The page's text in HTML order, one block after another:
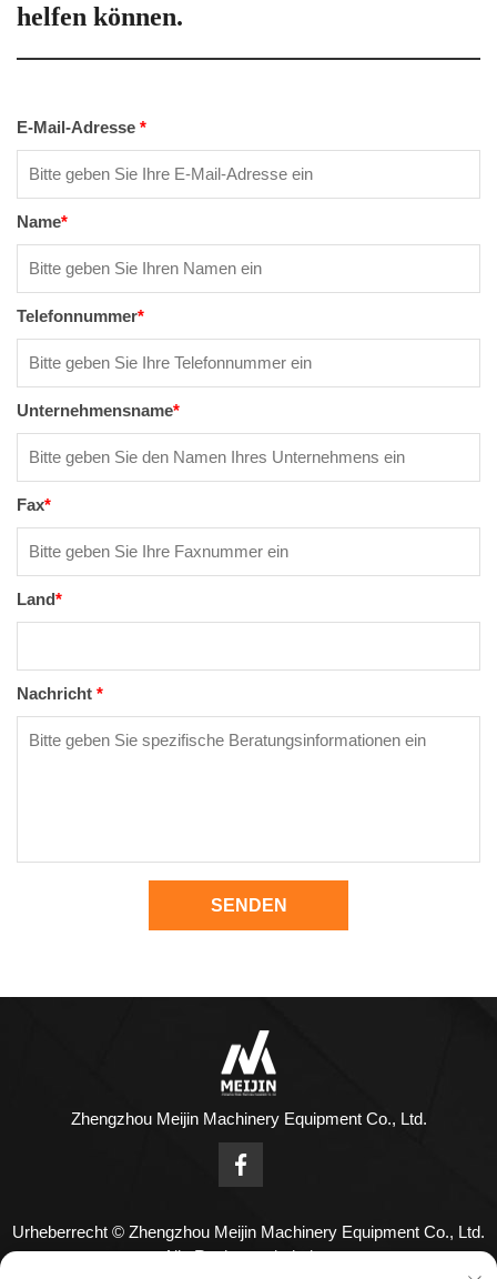
helfen können.
E-Mail-Adresse *
Name*
Telefonnummer*
Unternehmensname*
Fax*
Land*
Nachricht *
SENDEN
Zhengzhou Meijin Machinery Equipment Co., Ltd.
Urheberrecht © Zhengzhou Meijin Machinery Equipment Co., Ltd.
Alle Rechte vorbehalten